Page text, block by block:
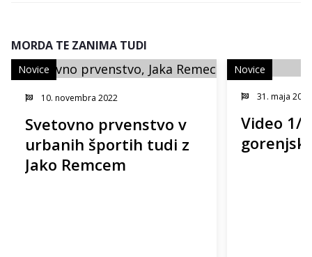
MORDA TE ZANIMA TUDI
10. novembra 2022
Svetovno prvenstvo v
urbanih športih tudi z
Jako Remcem
Novice
31. maja 2018
Video 1/
gorenjski
Novice